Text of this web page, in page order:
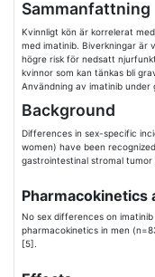
Sammanfattning
Kvinnligt kön är korrelerat
med imatinib. Biverkningar är
högre risk för nedsatt
kvinnor som kan tänkas bli
Användning av imatinib
Background
Differences in sex-specific
women) have been
gastrointestinal stromal tumor
Pharmacokinetics
No sex differences on
pharmacokinetics in men
[5].